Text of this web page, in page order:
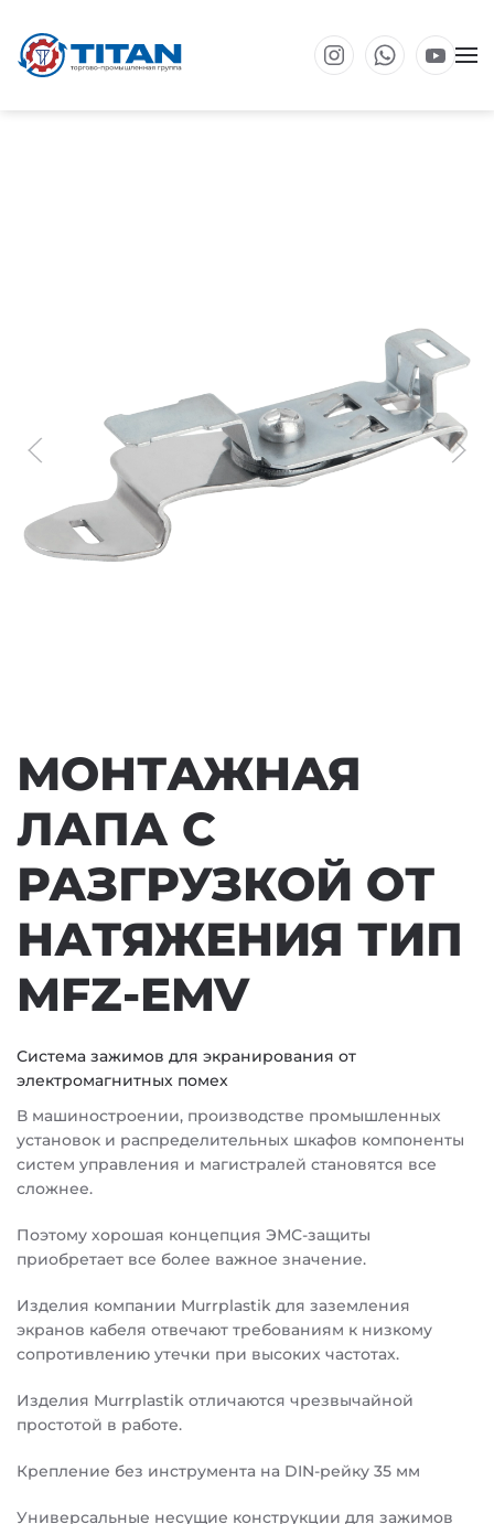
Перейти к основному содержанию
МОНТАЖНАЯ
ЛАПА С
РАЗГРУЗКОЙ ОТ
НАТЯЖЕНИЯ ТИП
MFZ-EMV
Система зажимов для экранирования от
электромагнитных помех
В машиностроении, производстве промышленных
установок и распределительных шкафов компоненты
систем управления и магистралей становятся все
сложнее.
Поэтому хорошая концепция ЭМС-защиты
приобретает все более важное значение.
Изделия компании Murrplastik для заземления
экранов кабеля отвечают требованиям к низкому
сопротивлению утечки при высоких частотах.
Изделия Murrplastik отличаются чрезвычайной
простотой в работе.
Крепление без инструмента на DIN-рейку 35 мм
Универсальные несущие конструкции для зажимов